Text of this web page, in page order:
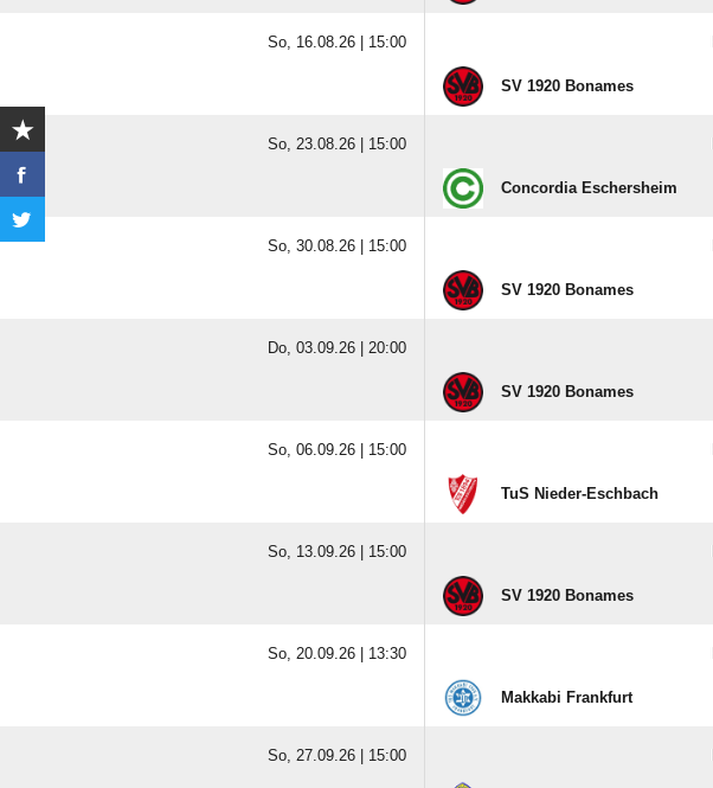
So, 16.08.26 | 15:00
SV 1920 Bonames
So, 23.08.26 | 15:00
Concordia Eschersheim
So, 30.08.26 | 15:00
SV 1920 Bonames
Do, 03.09.26 | 20:00
SV 1920 Bonames
So, 06.09.26 | 15:00
TuS Nieder-Eschbach
So, 13.09.26 | 15:00
SV 1920 Bonames
So, 20.09.26 | 13:30
Makkabi Frankfurt
So, 27.09.26 | 15:00